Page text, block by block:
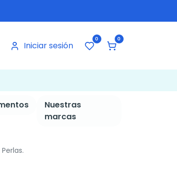
Iniciar sesión
0 0
Nuestras
marcas